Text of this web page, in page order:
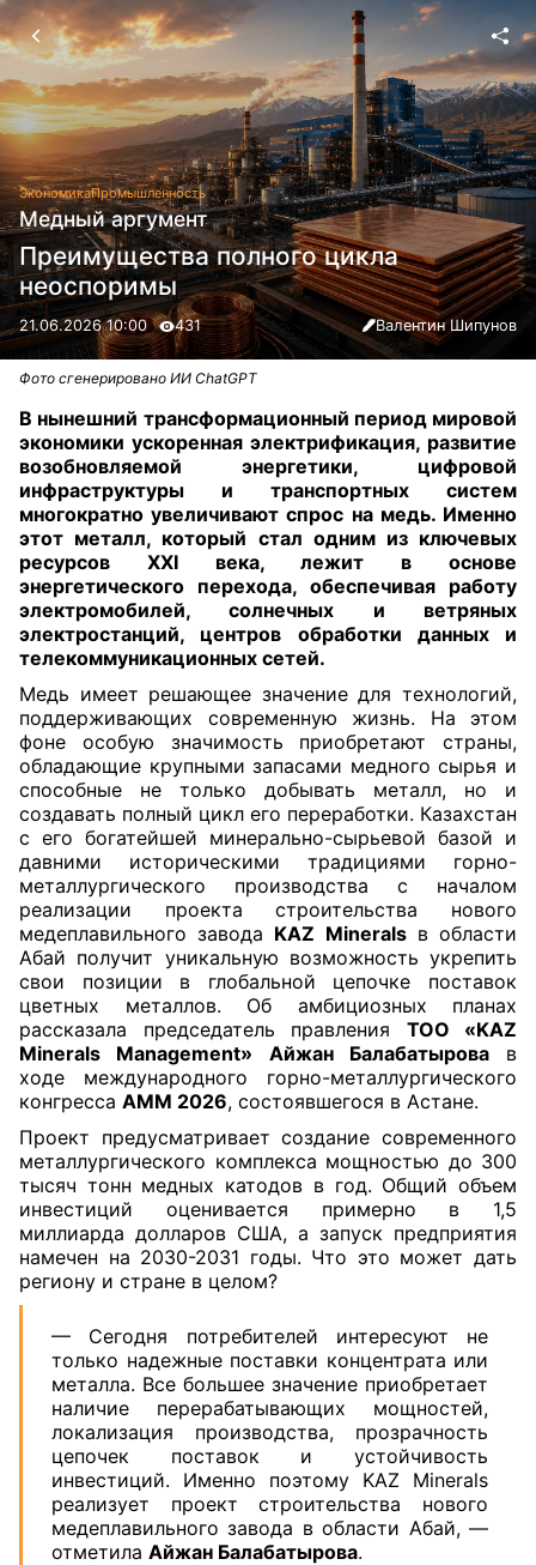
ЭкономикаПромышленность
Медный аргумент
Преимущества полного цикла
неоспоримы
21.06.2026 10:00 431 Валентин Шипунов
Фото сгенерировано ИИ ChatGPT
В нынешний трансформационный период мировой
экономики ускоренная электрификация, развитие
возобновляемой энергетики, цифровой
инфраструктуры и транспортных систем
многократно увеличивают спрос на медь. Именно
этот металл, который стал одним из ключевых
ресурсов XXI века, лежит в основе
энергетического перехода, обеспечивая работу
электромобилей, солнечных и ветряных
электростанций, центров обработки данных и
телекоммуникационных сетей.
Медь имеет решающее значение для технологий,
поддерживающих современную жизнь. На этом
фоне особую значимость приобретают страны,
обладающие крупными запасами медного сырья и
способные не только добывать металл, но и
создавать полный цикл его переработки. Казахстан
с его богатейшей минерально-сырьевой базой и
давними историческими традициями горно-
металлургического производства с началом
реализации проекта строительства нового
медеплавильного завода KAZ Mineralsв области
Абай получит уникальную возможность укрепить
свои позиции в глобальной цепочке поставок
цветных металлов. Об амбициозных планах
рассказала председатель правления ТОО «KAZ
Minerals Management» Айжан Балабатыровав
ходе международного горно-металлургического
конгресса AMM 2026, состоявшегося в Астане.
Проект предусматривает создание современного
металлургического комплекса мощностью до 300
тысяч тонн медных катодов в год. Общий объем
инвестиций оценивается примерно в 1,5
миллиарда долларов США, а запуск предприятия
намечен на 2030-2031 годы. Что это может дать
региону и стране в целом?
— Сегодня потребителей интересуют не
только надежные поставки концентрата или
металла. Все большее значение приобретает
наличие перерабатывающих мощностей,
локализация производства, прозрачность
цепочек поставок и устойчивость
инвестиций. Именно поэтому KAZ Minerals
реализует проект строительства нового
медеплавильного завода в области Абай, —
отметила Айжан Балабатырова.